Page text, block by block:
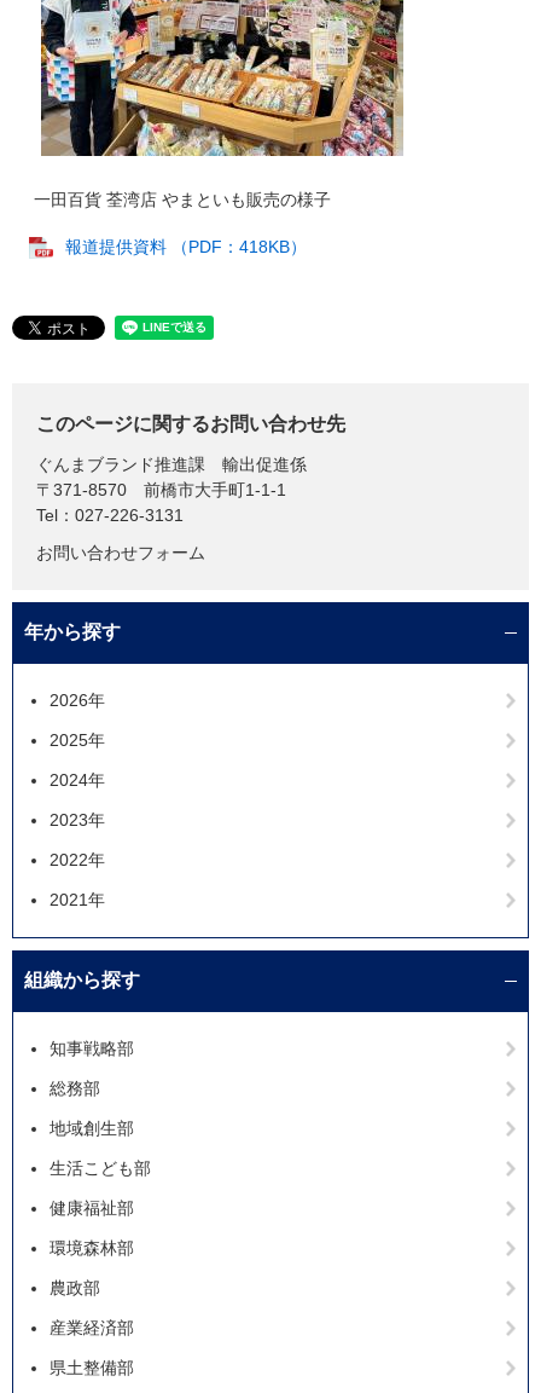
一田百貨 荃湾店 やまといも販売の様子
報道提供資料 （PDF：418KB）
このページに関するお問い合わせ先
ぐんまブランド推進課
輸出促進係
〒371-8570
前橋市大手町1-1-1
Tel：027-226-3131
お問い合わせフォーム
年から探す
2026年
2025年
2024年
2023年
2022年
2021年
組織から探す
知事戦略部
総務部
地域創生部
生活こども部
健康福祉部
環境森林部
農政部
産業経済部
県土整備部